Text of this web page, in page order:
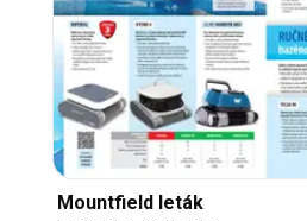
Mountfield leták